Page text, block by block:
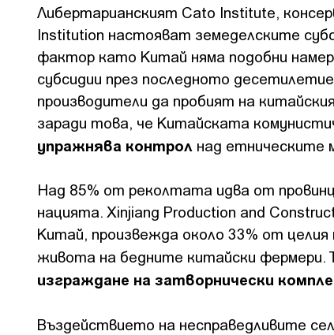
Либертарианският Cato Institute,
Institution настояват земеделските
фактор като Китай няма подобни
субсидии през последното
производители да пробият на
заради това, че Китайската
упражнява контрол над етническите
Над 85% от реколтата идва от
нацията. Xinjiang Production and
Китай, произвежда около 33% от
живота на бедните китайски фермери.
изграждане на затворнически
Въздействието на несправедливите